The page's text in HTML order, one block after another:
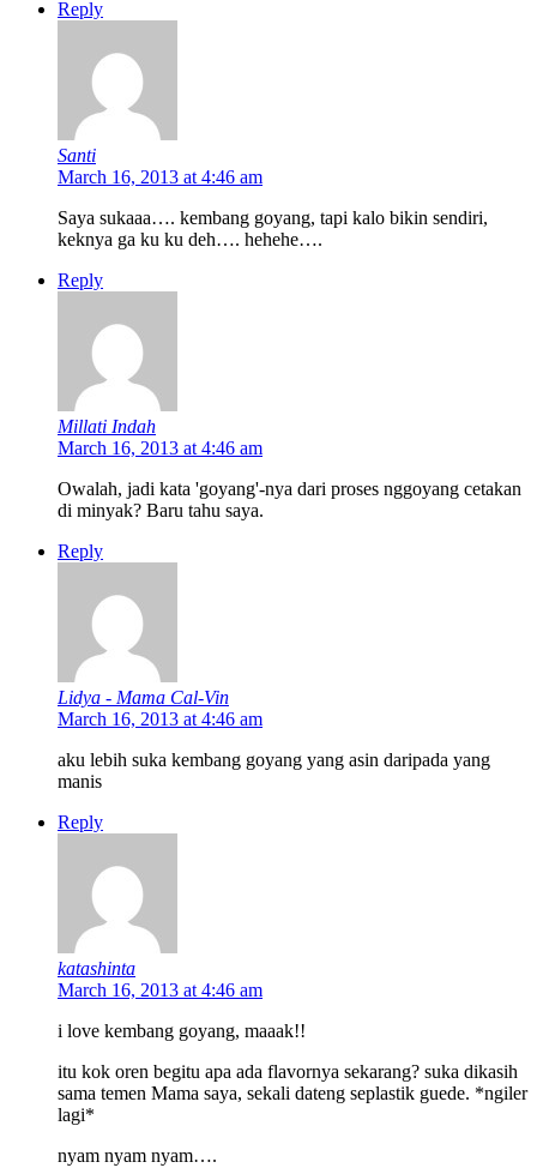
Reply
Santi
March 16, 2013 at 4:46 am
Saya sukaaa…. kembang goyang, tapi kalo bikin sendiri,
keknya ga ku ku deh…. hehehe….
Reply
Millati Indah
March 16, 2013 at 4:46 am
Owalah, jadi kata 'goyang'-nya dari proses nggoyang cetakan
di minyak? Baru tahu saya.
Reply
Lidya - Mama Cal-Vin
March 16, 2013 at 4:46 am
aku lebih suka kembang goyang yang asin daripada yang
manis
Reply
katashinta
March 16, 2013 at 4:46 am
i love kembang goyang, maaak!!
itu kok oren begitu apa ada flavornya sekarang? suka dikasih
sama temen Mama saya, sekali dateng seplastik guede. *ngiler
lagi*
nyam nyam nyam….